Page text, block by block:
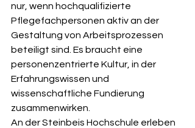
nur, wenn hochqualifizierte
Pflegefachpersonen aktiv an der
Gestaltung von Arbeitsprozessen
beteiligt sind. Es braucht eine
personenzentrierte Kultur, in der
Erfahrungswissen und
wissenschaftliche Fundierung
zusammenwirken.
An der Steinbeis Hochschule erleben